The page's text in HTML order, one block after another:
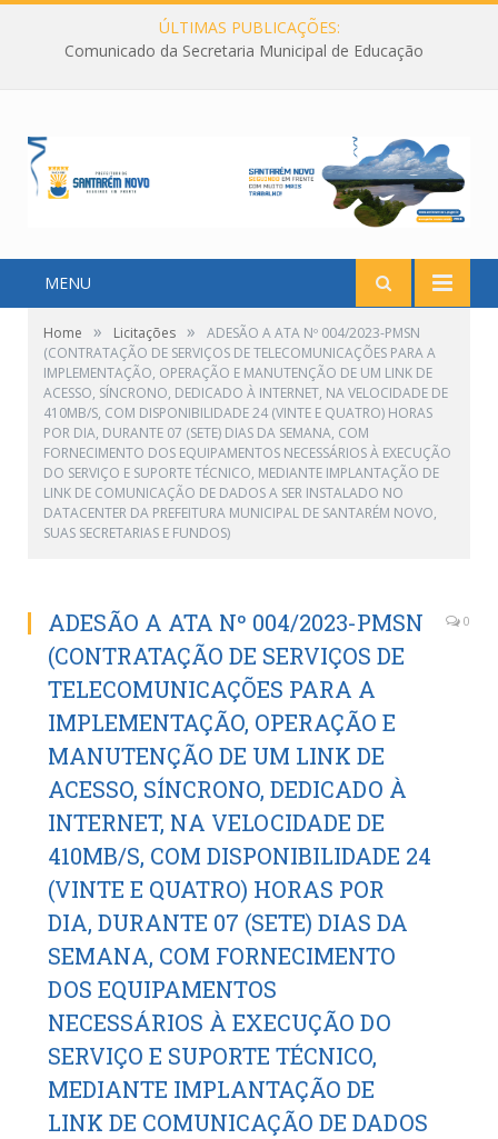
ÚLTIMAS PUBLICAÇÕES:
Comunicado da Secretaria Municipal de Educação
MENU
Home » Licitações »
ADESÃO A ATA Nº 004/2023-PMSN
(CONTRATAÇÃO DE SERVIÇOS DE TELECOMUNICAÇÕES PARA A
IMPLEMENTAÇÃO, OPERAÇÃO E MANUTENÇÃO DE UM LINK DE
ACESSO, SÍNCRONO, DEDICADO À INTERNET, NA VELOCIDADE DE
410MB/S, COM DISPONIBILIDADE 24 (VINTE E QUATRO) HORAS
POR DIA, DURANTE 07 (SETE) DIAS DA SEMANA, COM
FORNECIMENTO DOS EQUIPAMENTOS NECESSÁRIOS À EXECUÇÃO
DO SERVIÇO E SUPORTE TÉCNICO, MEDIANTE IMPLANTAÇÃO DE
LINK DE COMUNICAÇÃO DE DADOS A SER INSTALADO NO
DATACENTER DA PREFEITURA MUNICIPAL DE SANTARÉM NOVO,
SUAS SECRETARIAS E FUNDOS)
ADESÃO A ATA Nº 004/2023-PMSN
(CONTRATAÇÃO DE SERVIÇOS DE
TELECOMUNICAÇÕES PARA A
IMPLEMENTAÇÃO, OPERAÇÃO E
MANUTENÇÃO DE UM LINK DE
ACESSO, SÍNCRONO, DEDICADO À
INTERNET, NA VELOCIDADE DE
410MB/S, COM DISPONIBILIDADE 24
(VINTE E QUATRO) HORAS POR
DIA, DURANTE 07 (SETE) DIAS DA
SEMANA, COM FORNECIMENTO
DOS EQUIPAMENTOS
NECESSÁRIOS À EXECUÇÃO DO
SERVIÇO E SUPORTE TÉCNICO,
MEDIANTE IMPLANTAÇÃO DE
LINK DE COMUNICAÇÃO DE DADOS
0